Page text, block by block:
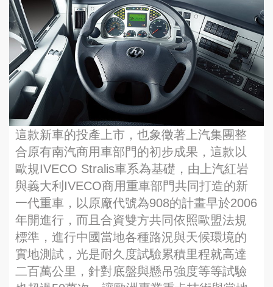
這款新車的投產上市，也象徵著上汽集團整
合原有南汽商用車部門的初步成果，這款以
歐規IVECO Stralis車系為基礎，由上汽紅岩
與義大利IVECO商用重車部門共同打造的新
一代重車，以原廠代號為908的計畫早於2006
年開進行，而且合資雙方共同依照歐盟法規
標準，進行中國當地各種路況與天候環境的
實地測試，光是耐久度試驗累積里程就高達
二百萬公里，針對底盤與懸吊強度等等試驗